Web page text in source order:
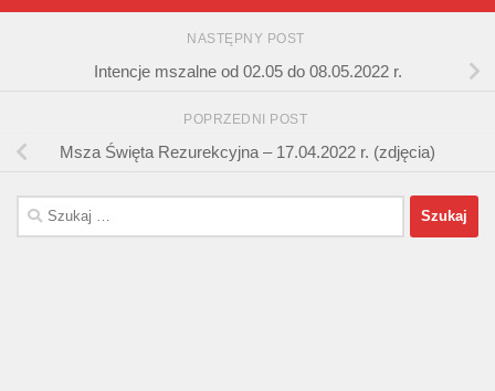
NASTĘPNY POST
Intencje mszalne od 02.05 do 08.05.2022 r.
POPRZEDNI POST
Msza Święta Rezurekcyjna – 17.04.2022 r. (zdjęcia)
Szukaj: